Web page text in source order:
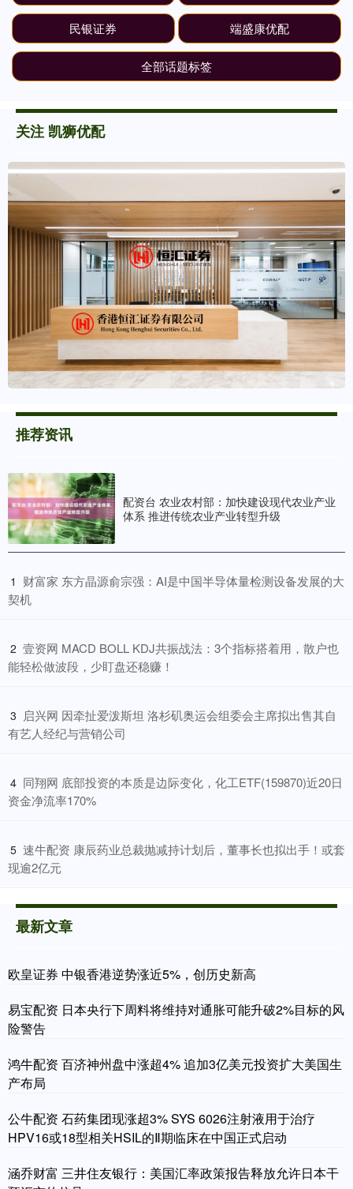
民银证券 端盛康优配
全部话题标签
关注 凯狮优配
推荐资讯
配资台 农业农村部：加快建设现代农业产业
体系 推进传统农业产业转型升级
1 ​财富家 东方晶源俞宗强：AI是中国半导体量检测设备发展的大
契机
2 ​壹资网 MACD BOLL KDJ共振战法：3个指标搭着用，散户也
能轻松做波段，少盯盘还稳赚！
3 ​启兴网 因牵扯爱泼斯坦 洛杉矶奥运会组委会主席拟出售其自
有艺人经纪与营销公司
4 ​同翔网 底部投资的本质是边际变化，化工ETF(159870)近20日
资金净流率170%
5 ​速牛配资 康辰药业总裁抛减持计划后，董事长也拟出手！或套
现逾2亿元
最新文章
欧皇证券 中银香港逆势涨近5%，创历史新高
易宝配资 日本央行下周料将维持对通胀可能升破2%目标的风
险警告
鸿牛配资 百济神州盘中涨超4% 追加3亿美元投资扩大美国生
产布局
公牛配资 石药集团现涨超3% SYS 6026注射液用于治疗
HPV16或18型相关HSIL的Ⅱ期临床在中国正式启动
涵乔财富 三井住友银行：美国汇率政策报告释放允许日本干